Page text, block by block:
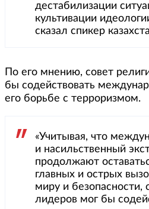
дестабилизации
культивации
сказал спикер
По его мнению, совет
бы содействовать
его борьбе с терроризмом.
«Учитывая, что
и насильственный
продолжают
главных и острых
миру и безопасности,
лидеров мог бы